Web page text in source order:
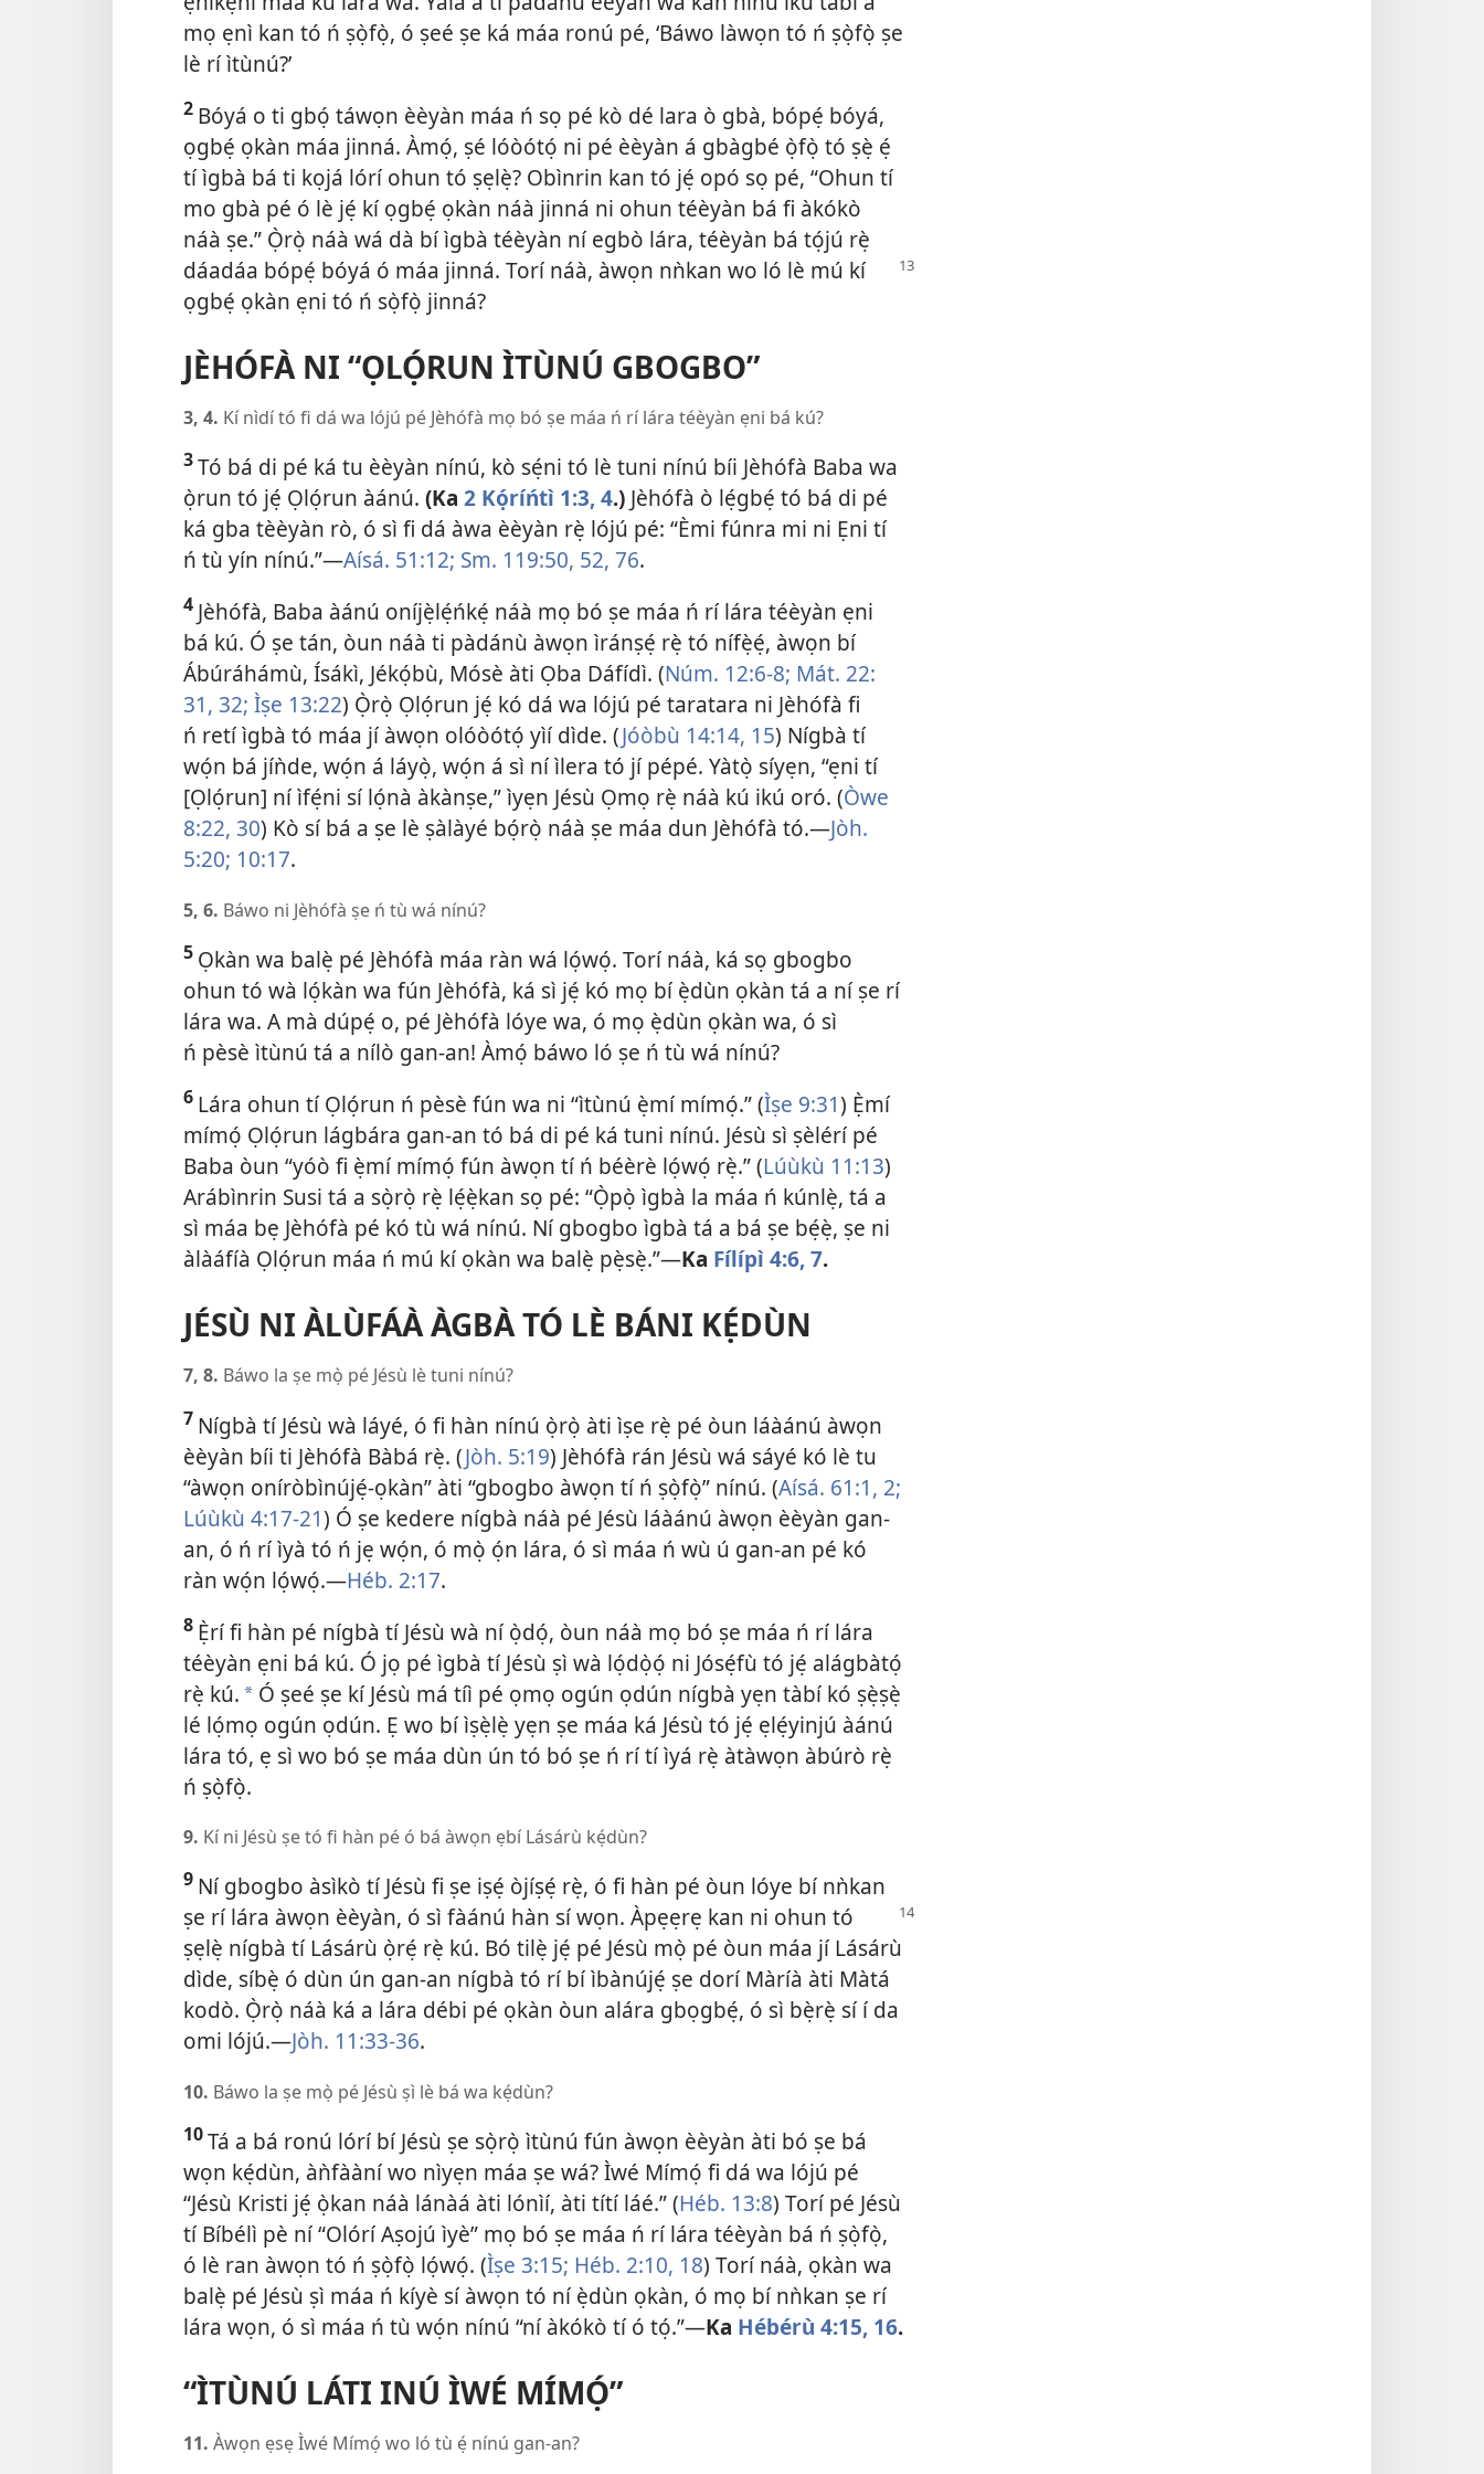
mọ ẹnì kan tó ń ṣọ̀fọ̀, ó ṣeé ṣe ká máa ronú pé, ‘Báwo làwọn tó ń ṣọ̀fọ̀ ṣe
lè rí ìtùnú?’
2 Bóyá o ti gbọ́ táwọn èèyàn máa ń sọ pé kò dé lara ò gbà, bópẹ́ bóyá,
ọgbẹ́ ọkàn máa jinná. Àmọ́, ṣé lóòótọ́ ni pé èèyàn á gbàgbé ọ̀fọ̀ tó ṣẹ̀ ẹ́
tí ìgbà bá ti kọjá lórí ohun tó ṣẹlẹ̀? Obìnrin kan tó jẹ́ opó sọ pé, “Ohun tí
mo gbà pé ó lè jẹ́ kí ọgbẹ́ ọkàn náà jinná ni ohun téèyàn bá fi àkókò
náà ṣe.” Ọ̀rọ̀ náà wá dà bí ìgbà téèyàn ní egbò lára, téèyàn bá tọ́jú rẹ̀
dáadáa bópẹ́ bóyá ó máa jinná. Torí náà, àwọn nǹkan wo ló lè mú kí
ọgbẹ́ ọkàn ẹni tó ń sọ̀fọ̀ jinná?
JÈHÓFÀ NI “ỌLỌ́RUN ÌTÙNÚ GBOGBO”
3, 4. Kí nìdí tó fi dá wa lójú pé Jèhófà mọ bó ṣe máa ń rí lára téèyàn ẹni bá kú?
3Tó bá di pé ká tu èèyàn nínú, kò sẹ́ni tó lè tuni nínú bíi Jèhófà Baba wa
ọ̀run tó jẹ́ Ọlọ́run àánú. (Ka 2 Kọ́ríńtì 1:​3, 4.) Jèhófà ò lẹ́gbẹ́ tó bá di pé
ká gba tèèyàn rò, ó sì fi dá àwa èèyàn rẹ̀ lójú pé: “Èmi fúnra mi ni Ẹni tí
ń tù yín nínú.”​—Aísá. 51:12; Sm. 119:​50, 52, 76.
4 Jèhófà, Baba àánú oníjẹ̀lẹ́ńkẹ́ náà mọ bó ṣe máa ń rí lára téèyàn ẹni
bá kú. Ó ṣe tán, òun náà ti pàdánù àwọn ìránṣẹ́ rẹ̀ tó nífẹ̀ẹ́, àwọn bí
Ábúráhámù, Ísákì, Jékọ́bù, Mósè àti Ọba Dáfídì. (Núm. 12:​6-8; Mát. 22:​
31, 32; Ìṣe 13:22) Ọ̀rọ̀ Ọlọ́run jẹ́ kó dá wa lójú pé taratara ni Jèhófà fi
ń retí ìgbà tó máa jí àwọn olóòótọ́ yìí dìde. (Jóòbù 14:​14, 15) Nígbà tí
wọ́n bá jíǹde, wọ́n á láyọ̀, wọ́n á sì ní ìlera tó jí pépé. Yàtọ̀ síyẹn, “ẹni tí
[Ọlọ́run] ní ìfẹ́ni sí lọ́nà àkànṣe,” ìyẹn Jésù Ọmọ rẹ̀ náà kú ikú oró. (Òwe
8:​22, 30) Kò sí bá a ṣe lè ṣàlàyé bọ́rọ̀ náà ṣe máa dun Jèhófà tó.​—Jòh.
5:20; 10:17.
5, 6. Báwo ni Jèhófà ṣe ń tù wá nínú?
5 Ọkàn wa balẹ̀ pé Jèhófà máa ràn wá lọ́wọ́. Torí náà, ká sọ gbogbo
ohun tó wà lọ́kàn wa fún Jèhófà, ká sì jẹ́ kó mọ bí ẹ̀dùn ọkàn tá a ní ṣe rí
lára wa. A mà dúpẹ́ o, pé Jèhófà lóye wa, ó mọ ẹ̀dùn ọkàn wa, ó sì
ń pèsè ìtùnú tá a nílò gan-an! Àmọ́ báwo ló ṣe ń tù wá nínú?
6 Lára ohun tí Ọlọ́run ń pèsè fún wa ni “ìtùnú ẹ̀mí mímọ́.” (Ìṣe 9:31) Ẹ̀mí
mímọ́ Ọlọ́run lágbára gan-an tó bá di pé ká tuni nínú. Jésù sì ṣèlérí pé
Baba òun “yóò fi ẹ̀mí mímọ́ fún àwọn tí ń béèrè lọ́wọ́ rẹ̀.” (Lúùkù 11:13)
Arábìnrin Susi tá a sọ̀rọ̀ rẹ̀ lẹ́ẹ̀kan sọ pé: “Ọ̀pọ̀ ìgbà la máa ń kúnlẹ̀, tá a
sì máa bẹ Jèhófà pé kó tù wá nínú. Ní gbogbo ìgbà tá a bá ṣe bẹ́ẹ̀, ṣe ni
àlàáfíà Ọlọ́run máa ń mú kí ọkàn wa balẹ̀ pẹ̀sẹ̀.”​—Ka Fílípì 4:​6, 7.
JÉSÙ NI ÀLÙFÁÀ ÀGBÀ TÓ LÈ BÁNI KẸ́DÙN
7, 8. Báwo la ṣe mọ̀ pé Jésù lè tuni nínú?
7 Nígbà tí Jésù wà láyé, ó fi hàn nínú ọ̀rọ̀ àti ìṣe rẹ̀ pé òun láàánú àwọn
èèyàn bíi ti Jèhófà Bàbá rẹ̀. (Jòh. 5:19) Jèhófà rán Jésù wá sáyé kó lè tu
“àwọn oníròbìnújẹ́-ọkàn” àti “gbogbo àwọn tí ń ṣọ̀fọ̀” nínú. (Aísá. 61:​1, 2;
Lúùkù 4:​17-21) Ó ṣe kedere nígbà náà pé Jésù láàánú àwọn èèyàn gan-
an, ó ń rí ìyà tó ń jẹ wọ́n, ó mọ̀ ọ́n lára, ó sì máa ń wù ú gan-an pé kó
ràn wọ́n lọ́wọ́.​—Héb. 2:17.
8 Ẹ̀rí fi hàn pé nígbà tí Jésù wà ní ọ̀dọ́, òun náà mọ bó ṣe máa ń rí lára
téèyàn ẹni bá kú. Ó jọ pé ìgbà tí Jésù ṣì wà lọ́dọ̀ọ́ ni Jósẹ́fù tó jẹ́ alágbàtọ́
rẹ̀ kú. * Ó ṣeé ṣe kí Jésù má tíì pé ọmọ ogún ọdún nígbà yẹn tàbí kó ṣẹ̀ṣẹ̀
lé lọ́mọ ogún ọdún. Ẹ wo bí ìṣẹ̀lẹ̀ yẹn ṣe máa ká Jésù tó jẹ́ ẹlẹ́yinjú àánú
lára tó, ẹ sì wo bó ṣe máa dùn ún tó bó ṣe ń rí tí ìyá rẹ̀ àtàwọn àbúrò rẹ̀
ń ṣọ̀fọ̀.
9. Kí ni Jésù ṣe tó fi hàn pé ó bá àwọn ẹbí Lásárù kẹ́dùn?
9 Ní gbogbo àsìkò tí Jésù fi ṣe iṣẹ́ òjíṣẹ́ rẹ̀, ó fi hàn pé òun lóye bí nǹkan
ṣe rí lára àwọn èèyàn, ó sì fàánú hàn sí wọn. Àpẹẹrẹ kan ni ohun tó
ṣẹlẹ̀ nígbà tí Lásárù ọ̀rẹ́ rẹ̀ kú. Bó tilẹ̀ jẹ́ pé Jésù mọ̀ pé òun máa jí Lásárù
dìde, síbẹ̀ ó dùn ún gan-an nígbà tó rí bí ìbànújẹ́ ṣe dorí Màríà àti Màtá
kodò. Ọ̀rọ̀ náà ká a lára débi pé ọkàn òun alára gbọgbẹ́, ó sì bẹ̀rẹ̀ sí í da
omi lójú.​—Jòh. 11:​33-36.
10. Báwo la ṣe mọ̀ pé Jésù ṣì lè bá wa kẹ́dùn?
10Tá a bá ronú lórí bí Jésù ṣe sọ̀rọ̀ ìtùnú fún àwọn èèyàn àti bó ṣe bá
wọn kẹ́dùn, àǹfààní wo nìyẹn máa ṣe wá? Ìwé Mímọ́ fi dá wa lójú pé
“Jésù Kristi jẹ́ ọ̀kan náà lánàá àti lónìí, àti títí láé.” (Héb. 13:8) Torí pé Jésù
tí Bíbélì pè ní “Olórí Aṣojú ìyè” mọ bó ṣe máa ń rí lára téèyàn bá ń ṣọ̀fọ̀,
ó lè ran àwọn tó ń ṣọ̀fọ̀ lọ́wọ́. (Ìṣe 3:15; Héb. 2:​10, 18) Torí náà, ọkàn wa
balẹ̀ pé Jésù ṣì máa ń kíyè sí àwọn tó ní ẹ̀dùn ọkàn, ó mọ bí nǹkan ṣe rí
lára wọn, ó sì máa ń tù wọ́n nínú “ní àkókò tí ó tọ́.”​—Ka Hébérù 4:​15, 16.
“ÌTÙNÚ LÁTI INÚ ÌWÉ MÍMỌ́”
11. Àwọn ẹsẹ Ìwé Mímọ́ wo ló tù ẹ́ nínú gan-an?